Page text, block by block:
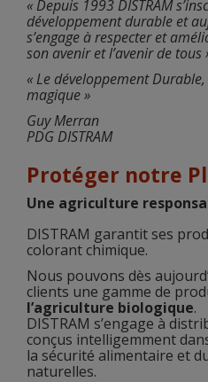
« Depuis 1993 DISTRAM
développement durable et
s’engage à respecter et
son avenir et l’avenir de tous
« Le développement
magique »
Guy Merran
PDG DISTRAM
Protéger notre
Une agriculture
DISTRAM garantit ses
colorant chimique.
Nous pouvons dès
clients une gamme de
l’agriculture biologique.
DISTRAM s’engage à
conçus intelligemment
la sécurité alimentaire et
naturelles.